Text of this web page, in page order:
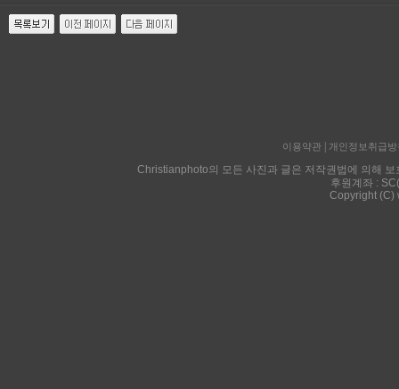
이용약관 개인정보취급방
Christianphoto의 모든 사진과 글은 저작권법에 의해
후원계좌 :
Copyright (C)